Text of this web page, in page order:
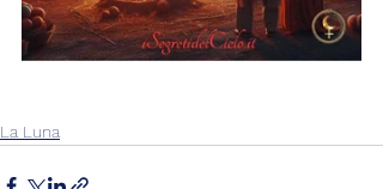
La Luna